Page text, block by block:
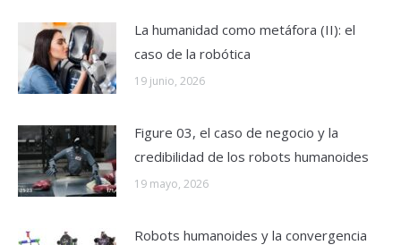
La humanidad como metáfora (II): el
caso de la robótica
19 junio, 2026
Figure 03, el caso de negocio y la
credibilidad de los robots humanoides
19 mayo, 2026
Robots humanoides y la convergencia